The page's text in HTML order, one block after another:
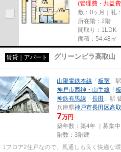
(管理費・共益
敷：0ヶ月｜礼
所在階：2階
間取り：1LDK
面積：54.48㎡
賃貸｜アパート グリーンビラ高取山
山陽電鉄本線 「 板宿 」
神戸市西神・山手線 「
神鉄有馬線 「 長田 」駅
兵庫県神戸市長田区高
7万円
築年数：築4年 ｜募集中
階数：3階建
1フロア2住戸なので、風通しも良く快適な